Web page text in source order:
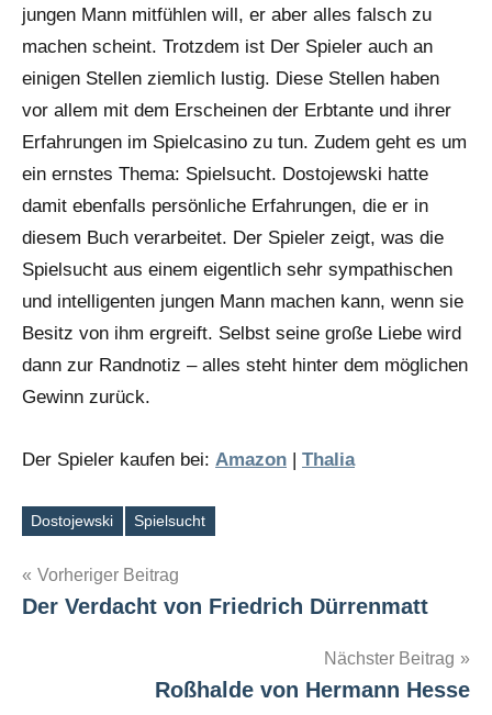
jungen Mann mitfühlen will, er aber alles falsch zu
machen scheint. Trotzdem ist Der Spieler auch an
einigen Stellen ziemlich lustig. Diese Stellen haben
vor allem mit dem Erscheinen der Erbtante und ihrer
Erfahrungen im Spielcasino zu tun. Zudem geht es um
ein ernstes Thema: Spielsucht. Dostojewski hatte
damit ebenfalls persönliche Erfahrungen, die er in
diesem Buch verarbeitet. Der Spieler zeigt, was die
Spielsucht aus einem eigentlich sehr sympathischen
und intelligenten jungen Mann machen kann, wenn sie
Besitz von ihm ergreift. Selbst seine große Liebe wird
dann zur Randnotiz – alles steht hinter dem möglichen
Gewinn zurück.
Der Spieler kaufen bei: Amazon | Thalia
Schlagwörter
Dostojewski Spielsucht
Beitragsnavigation
Vorheriger Beitrag
Der Verdacht von Friedrich Dürrenmatt
Nächster Beitrag
Roßhalde von Hermann Hesse